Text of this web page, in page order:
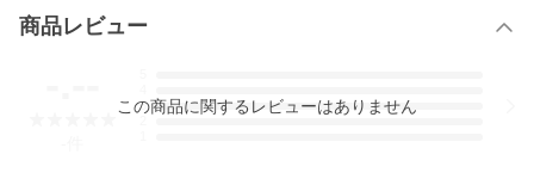
メッセージを添えたい方は、買い物かご内にある備考欄にお書き
ください。
商品レビュー
3
この商品に関するレビューはありません